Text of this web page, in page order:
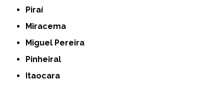
Piraí
Miracema
Miguel Pereira
Pinheiral
Itaocara